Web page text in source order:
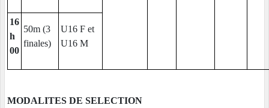
16
h
00
50m (3
finales)
U16 F et
U16 M
MODALITES DE SELECTION